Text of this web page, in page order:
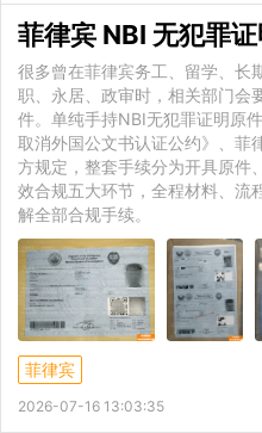
菲律宾 NBI 无犯罪
很多曾在菲律宾务工、留学、长
职、永居、政审时，相关部门会
件。单纯手持NBI无犯罪证明原
取消外国公文书认证公约》、菲
方规定，整套手续分为开具原件
效合规五大环节，全程材料、流
解全部合规手续。
菲律宾
2026-07-16 13:03:35